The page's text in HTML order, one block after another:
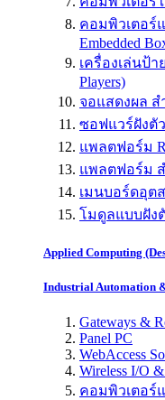
คอมพิวเตอร์แ
Embedded
เครื่องเล่นป้
Players)
จอแสดงผล
ซอฟแวร์ฝังตัว
แพลตฟอร์ม
แพลตฟอร์ม
เมนบอร์ดอุต
โมดูลแบบฝัง
Applied Computing
Industrial Automation
Gateways &
Panel PC
WebAccess
Wireless I/O &
คอมพิวเตอร์